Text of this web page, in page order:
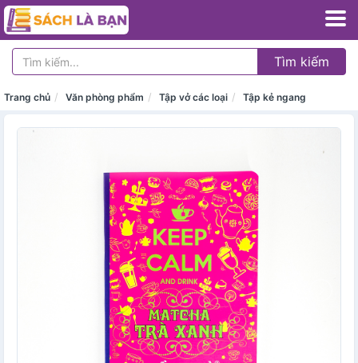
Tìm kiếm
Trang chủ Văn phòng phẩm Tập vở các loại Tập kẻ ngang